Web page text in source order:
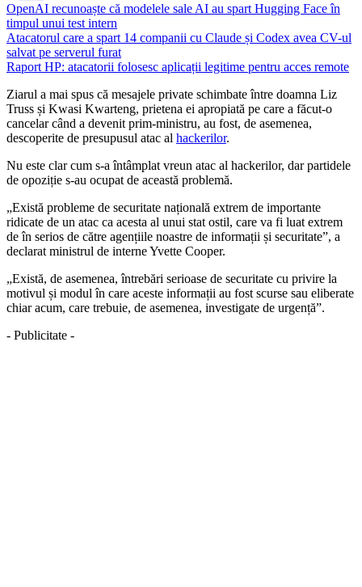
OpenAI recunoaște că modelele sale AI au spart Hugging Face în
timpul unui test intern
Atacatorul care a spart 14 companii cu Claude și Codex avea CV-ul
salvat pe serverul furat
Raport HP: atacatorii folosesc aplicații legitime pentru acces remote
Ziarul a mai spus că mesajele private schimbate între doamna Liz
Truss și Kwasi Kwarteng, prietena ei apropiată pe care a făcut-o
cancelar când a devenit prim-ministru, au fost, de asemenea,
descoperite de presupusul atac al hackerilor.
Nu este clar cum s-a întâmplat vreun atac al hackerilor, dar partidele
de opoziție s-au ocupat de această problemă.
„Există probleme de securitate națională extrem de importante
ridicate de un atac ca acesta al unui stat ostil, care va fi luat extrem
de în serios de către agențiile noastre de informații și securitate”, a
declarat ministrul de interne Yvette Cooper.
„Există, de asemenea, întrebări serioase de securitate cu privire la
motivul și modul în care aceste informații au fost scurse sau eliberate
chiar acum, care trebuie, de asemenea, investigate de urgență”.
- Publicitate -